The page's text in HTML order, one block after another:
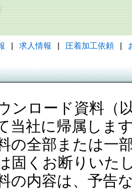
求人情報 圧着加工依頼
ンロード資料（
当社に帰属しま
の全部または一
固くお断りいた
の内容は、予告